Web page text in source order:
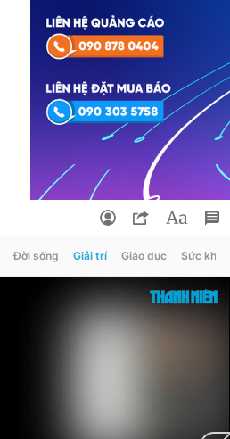
Đời sống Giải trí Giáo dục Sức khỏe